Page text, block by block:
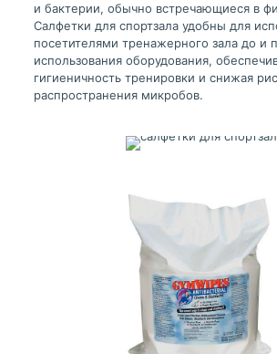
и бактерии, обычно встречающиеся в
Салфетки для спортзала удобны для
посетителями тренажерного зала до и
использования оборудования,
гигиеничность тренировки и снижая
распространения микробов.